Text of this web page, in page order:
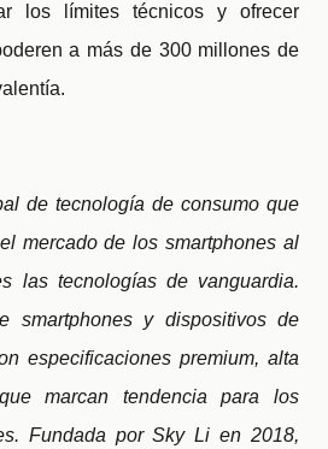
los límites técnicos y ofrecer
a más de 300 millones de
de tecnología de consumo que
mercado de los smartphones al
las tecnologías de vanguardia.
smartphones y dispositivos de
especificaciones premium, alta
marcan tendencia para los
Fundada por Sky Li en 2018,